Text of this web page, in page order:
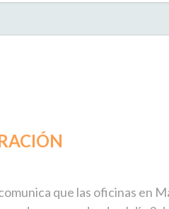
que las oficinas en